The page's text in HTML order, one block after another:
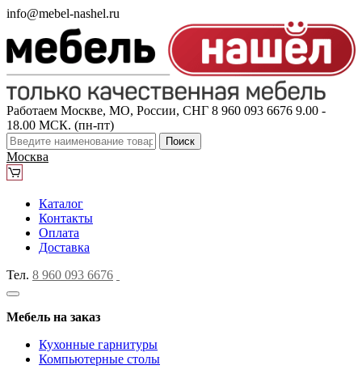
info@mebel-nashel.ru
Работаем Москве, МО, России, СНГ 8 960 093 6676 9.00 -
18.00 МСК. (пн-пт)
Поиск
Москва
Каталог
Контакты
Оплата
Доставка
Тел. 8 960 093 6676
Мебель на заказ
Кухонные гарнитуры
Компьютерные столы